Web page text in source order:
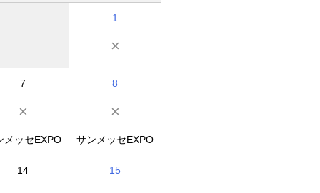
1
×
7
×
メッセEXPO
8
×
サンメッセEXPO
14 15